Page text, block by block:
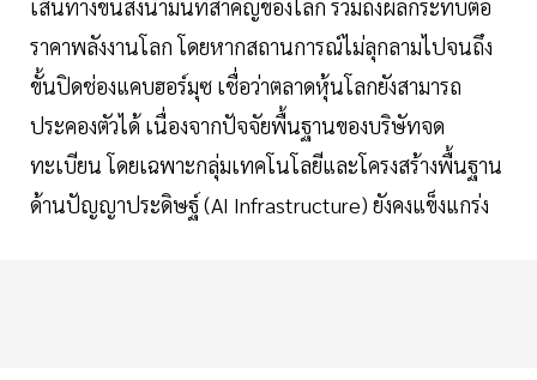
เส้นทางขนส่งน้ำมันที่สำคัญของโลก รวมถึงผลกระทบต่อ
ราคาพลังงานโลก โดยหากสถานการณ์ไม่ลุกลามไปจนถึง
ขั้นปิดช่องแคบฮอร์มุซ เชื่อว่าตลาดหุ้นโลกยังสามารถ
ประคองตัวได้ เนื่องจากปัจจัยพื้นฐานของบริษัทจด
ทะเบียน โดยเฉพาะกลุ่มเทคโนโลยีและโครงสร้างพื้นฐาน
ด้านปัญญาประดิษฐ์ (AI Infrastructure) ยังคงแข็งแกร่ง